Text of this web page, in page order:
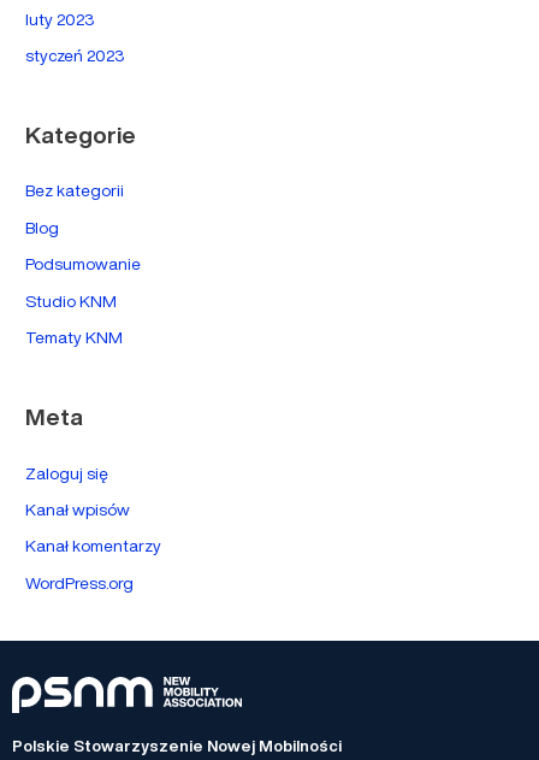
luty 2023
styczeń 2023
Kategorie
Bez kategorii
Blog
Podsumowanie
Studio KNM
Tematy KNM
Meta
Zaloguj się
Kanał wpisów
Kanał komentarzy
WordPress.org
Polskie Stowarzyszenie Nowej Mobilności